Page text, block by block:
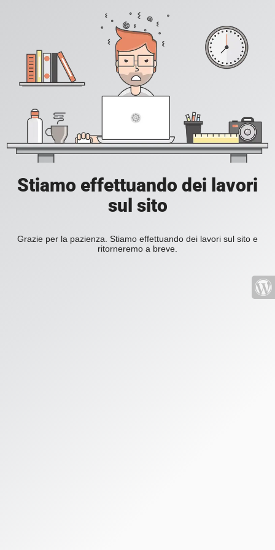
Stiamo effettuando dei lavori
sul sito
Grazie per la pazienza. Stiamo effettuando dei lavori sul sito e
ritorneremo a breve.